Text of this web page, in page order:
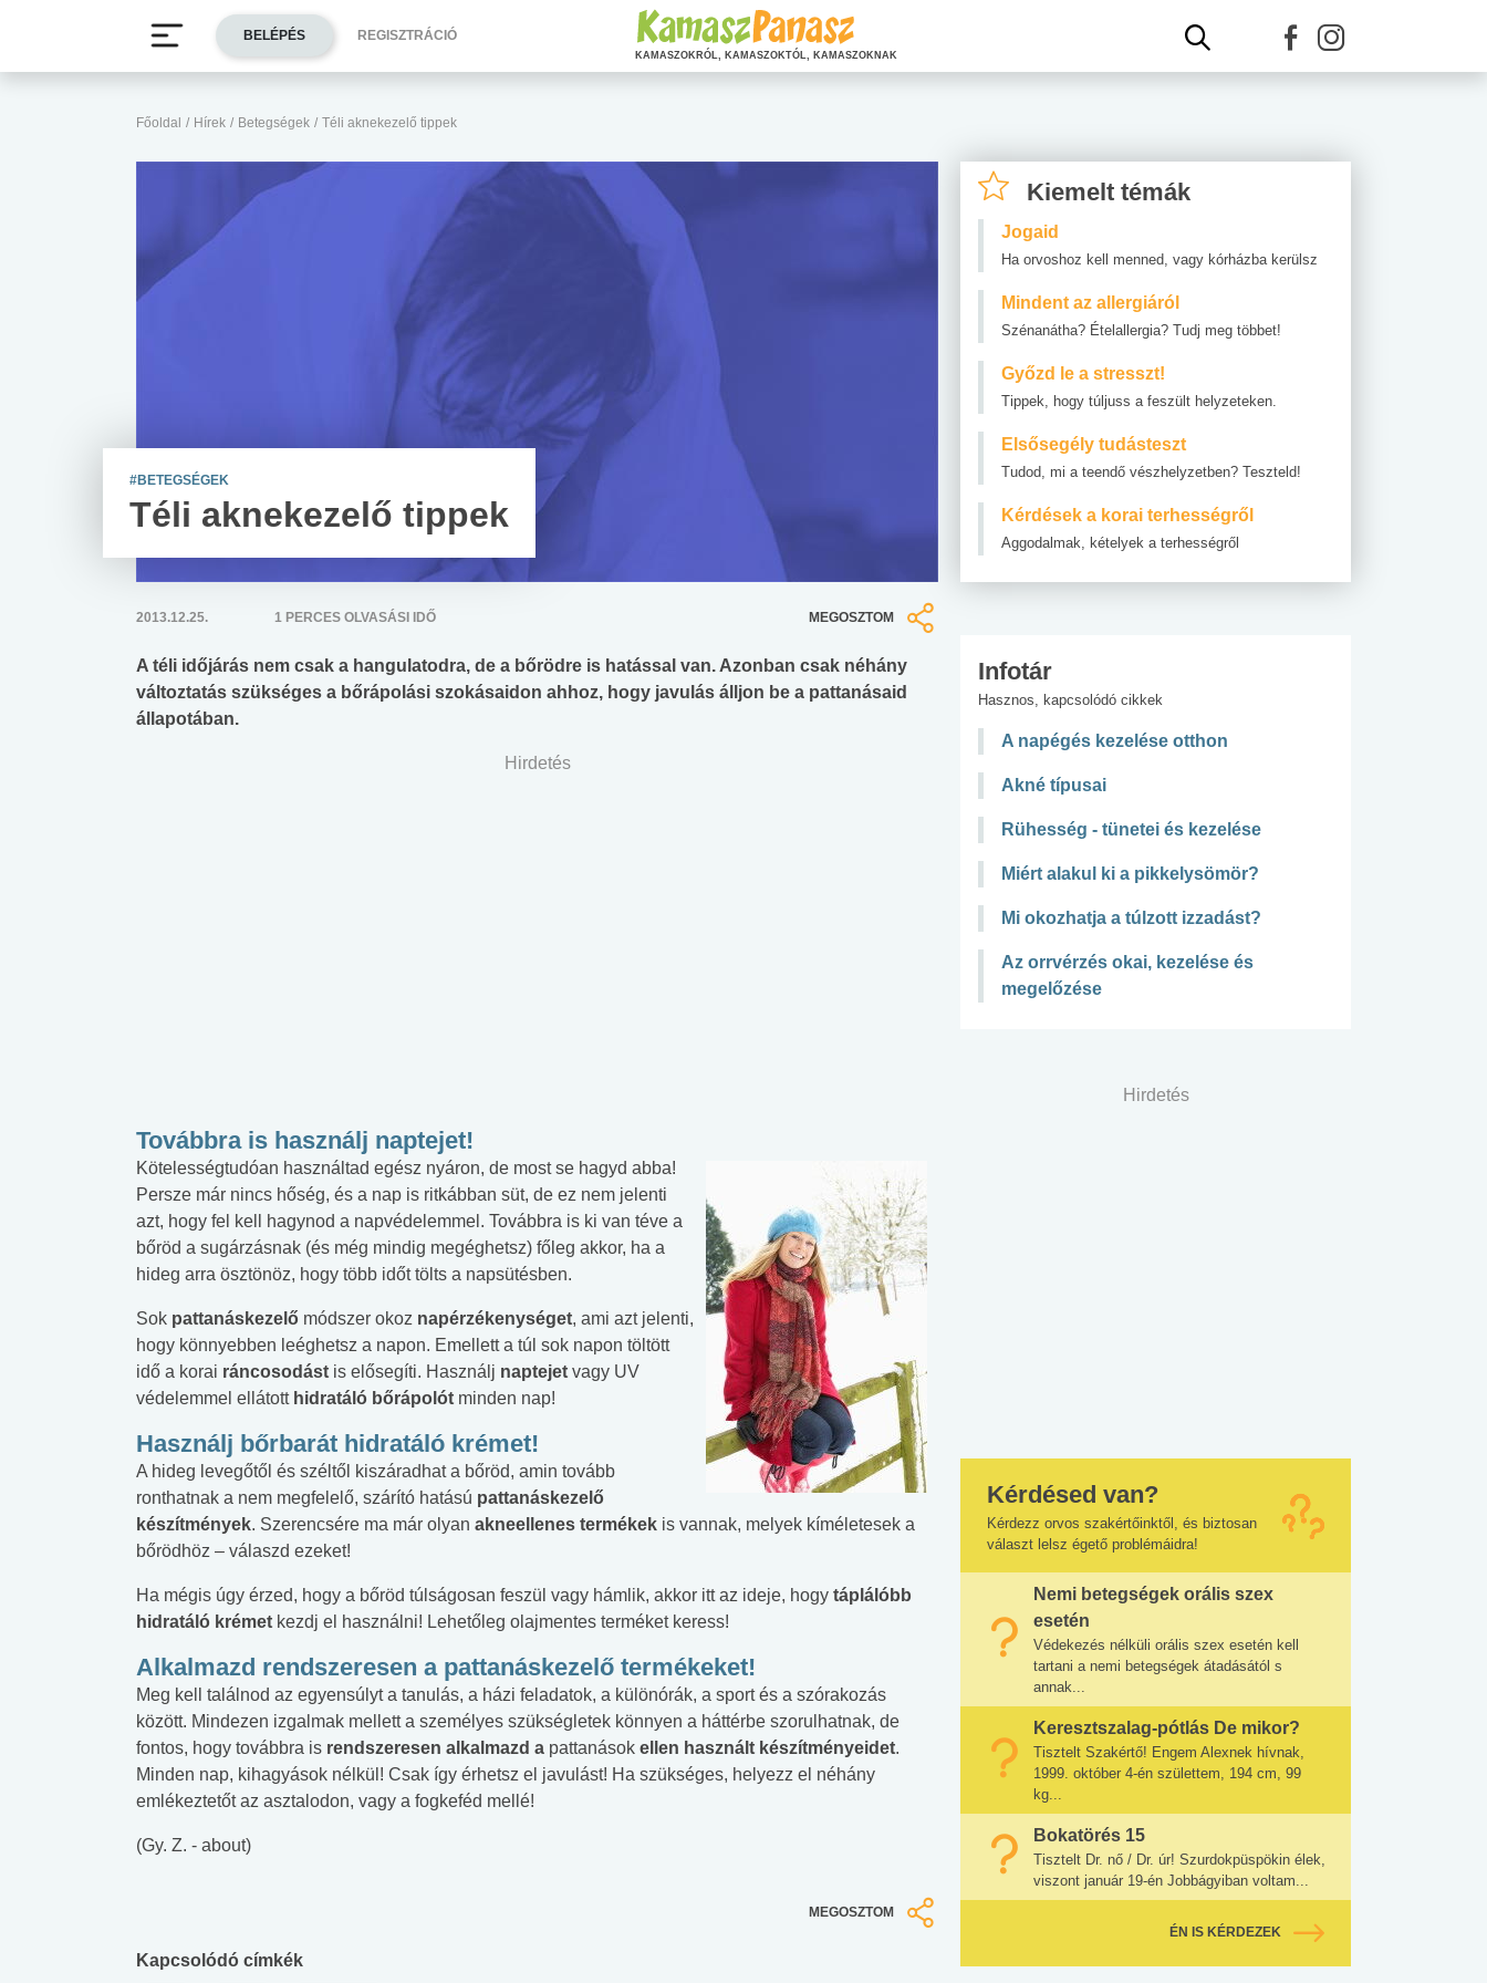
Főoldal / Hírek / Betegségek / Téli aknekezelő tippek
#BETEGSÉGEK
Téli aknekezelő tippek
2013.12.25. 1 PERCES OLVASÁSI IDŐ MEGOSZTOM
A téli időjárás nem csak a hangulatodra, de a bőrödre is hatással van. Azonban csak néhány
változtatás szükséges a bőrápolási szokásaidon ahhoz, hogy javulás álljon be a pattanásaid
állapotában.
Hirdetés
Továbbra is használj naptejet!
Kötelességtudóan használtad egész nyáron, de most se hagyd abba!
Persze már nincs hőség, és a nap is ritkábban süt, de ez nem jelenti
azt, hogy fel kell hagynod a napvédelemmel. Továbbra is ki van téve a
bőröd a sugárzásnak (és még mindig megéghetsz) főleg akkor, ha a
hideg arra ösztönöz, hogy több időt tölts a napsütésben.
Sok pattanáskezelő módszer okoz napérzékenységet, ami azt jelenti,
hogy könnyebben leéghetsz a napon. Emellett a túl sok napon töltött
idő a korai ráncosodást is elősegíti. Használj naptejet vagy UV
védelemmel ellátott hidratáló bőrápolót minden nap!
Használj bőrbarát hidratáló krémet!
A hideg levegőtől és széltől kiszáradhat a bőröd, amin tovább
ronthatnak a nem megfelelő, szárító hatású pattanáskezelő
készítmények. Szerencsére ma már olyan akneellenes termékek is vannak, melyek kíméletesek a
bőrödhöz – válaszd ezeket!
Ha mégis úgy érzed, hogy a bőröd túlságosan feszül vagy hámlik, akkor itt az ideje, hogy táplálóbb
hidratáló krémet kezdj el használni! Lehetőleg olajmentes terméket keress!
Alkalmazd rendszeresen a pattanáskezelő termékeket!
Meg kell találnod az egyensúlyt a tanulás, a házi feladatok, a különórák, a sport és a szórakozás
között. Mindezen izgalmak mellett a személyes szükségletek könnyen a háttérbe szorulhatnak, de
fontos, hogy továbbra is rendszeresen alkalmazd a pattanások ellen használt készítményeidet.
Minden nap, kihagyások nélkül! Csak így érhetsz el javulást! Ha szükséges, helyezz el néhány
emlékeztetőt az asztalodon, vagy a fogkeféd mellé!
(Gy. Z. - about)
MEGOSZTOM
Kapcsolódó címkék
Kiemelt témák
Jogaid
Ha orvoshoz kell menned, vagy kórházba kerülsz
Mindent az allergiáról
Szénanátha? Ételallergia? Tudj meg többet!
Győzd le a stresszt!
Tippek, hogy túljuss a feszült helyzeteken.
Elsősegély tudásteszt
Tudod, mi a teendő vészhelyzetben? Teszteld!
Kérdések a korai terhességről
Aggodalmak, kételyek a terhességről
Infotár
Hasznos, kapcsolódó cikkek
A napégés kezelése otthon
Akné típusai
Rühesség - tünetei és kezelése
Miért alakul ki a pikkelysömör?
Mi okozhatja a túlzott izzadást?
Az orrvérzés okai, kezelése és
megelőzése
Hirdetés
Kérdésed van?
Kérdezz orvos szakértőinktől, és biztosan
választ lelsz égető problémáidra!
Nemi betegségek orális szex
esetén
Védekezés nélküli orális szex esetén kell
tartani a nemi betegségek átadásától s
annak...
Keresztszalag-pótlás De mikor?
Tisztelt Szakértő! Engem Alexnek hívnak,
1999. október 4-én születtem, 194 cm, 99
kg...
Bokatörés 15
Tisztelt Dr. nő / Dr. úr! Szurdokpüspökin élek,
viszont január 19-én Jobbágyiban voltam...
ÉN IS KÉRDEZEK
BELÉPÉS REGISZTRÁCIÓ
KAMASZOKRÓL, KAMASZOKTÓL, KAMASZOKNAK